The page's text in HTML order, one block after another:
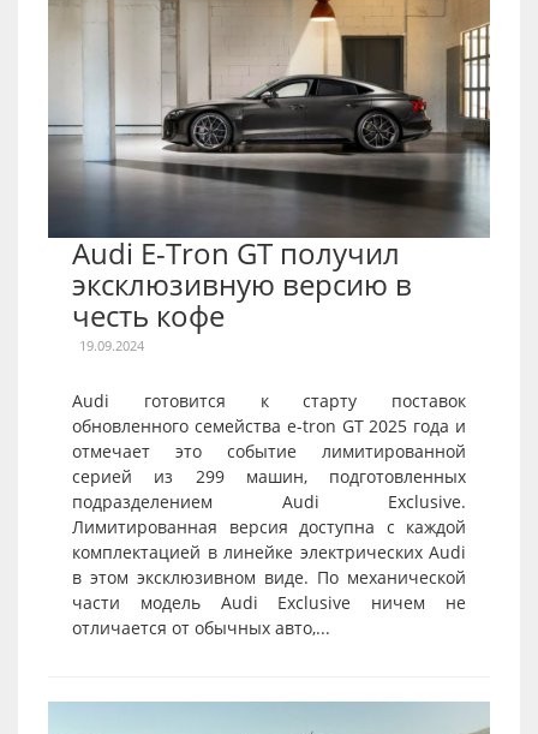
Audi E-Tron GT получил
эксклюзивную версию в
честь кофе
19.09.2024
Audi готовится к старту поставок
обновленного семейства e-tron GT 2025 года и
отмечает это событие лимитированной
серией из 299 машин, подготовленных
подразделением Audi Exclusive.
Лимитированная версия доступна с каждой
комплектацией в линейке электрических Audi
в этом эксклюзивном виде. По механической
части модель Audi Exclusive ничем не
отличается от обычных авто,...